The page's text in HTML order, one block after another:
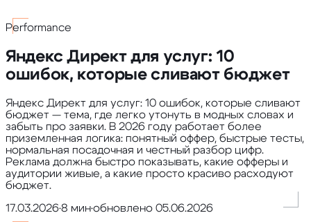
Performance
Яндекс Директ для услуг: 10
ошибок, которые сливают бюджет
Яндекс Директ для услуг: 10 ошибок, которые сливают
бюджет — тема, где легко утонуть в модных словах и
забыть про заявки. В 2026 году работает более
приземленная логика: понятный оффер, быстрые тесты,
нормальная посадочная и честный разбор цифр.
Реклама должна быстро показывать, какие офферы и
аудитории живые, а какие просто красиво расходуют
бюджет.
17.03.2026•8 мин•обновлено 05.06.2026